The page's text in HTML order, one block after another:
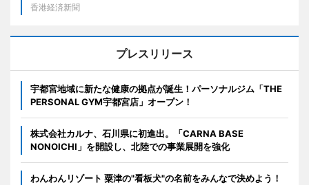
香港経済新聞
プレスリリース
宇都宮地域に新たな健康の拠点が誕生！パーソナルジム「THE
PERSONAL GYM宇都宮店」オープン！
株式会社カルナ、石川県に初進出。「CARNA BASE
NONOICHI」を開設し、北陸での事業展開を強化
わんわんリゾート 粟津の"看板犬"の名前をみんなで決めよう！